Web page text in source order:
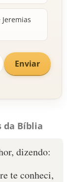
Enviar
da Bíblia
dizendo:
te conheci,